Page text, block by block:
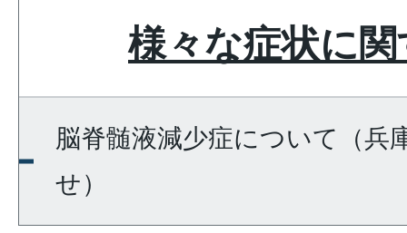
様々な症状に
脳脊髄液減少症について（兵
せ）